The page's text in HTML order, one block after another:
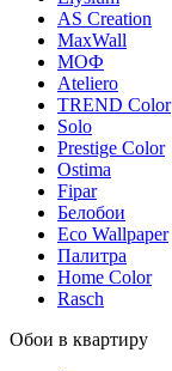
AS Creation
MaxWall
МОФ
Ateliero
TREND Color
Solo
Prestige Color
Ostima
Fipar
Белобои
Eco Wallpaper
Палитра
Home Color
Rasch
Обои в квартиру